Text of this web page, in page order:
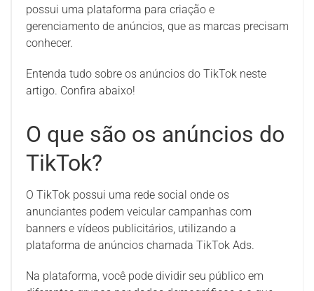
possui uma plataforma para criação e
gerenciamento de anúncios, que as marcas precisam
conhecer.
Entenda tudo sobre os anúncios do TikTok neste
artigo. Confira abaixo!
O que são os anúncios do
TikTok?
O TikTok possui uma rede social onde os
anunciantes podem veicular campanhas com
banners e vídeos publicitários, utilizando a
plataforma de anúncios chamada TikTok Ads.
Na plataforma, você pode dividir seu público em